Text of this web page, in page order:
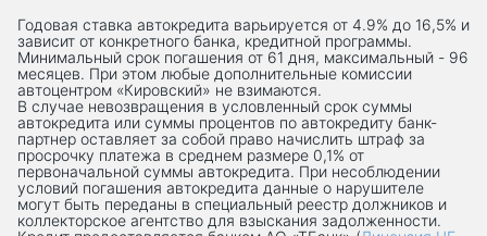
Годовая ставка автокредита варьируется от 4.9% до 16,5% и
зависит от конкретного банка, кредитной программы.
Минимальный срок погашения от 61 дня, максимальный - 96
месяцев. При этом любые дополнительные комиссии
автоцентром «Кировский» не взимаются.
В случае невозвращения в условленный срок суммы
автокредита или суммы процентов по автокредиту банк-
партнер оставляет за собой право начислить штраф за
просрочку платежа в среднем размере 0,1% от
первоначальной суммы автокредита. При несоблюдении
условий погашения автокредита данные о нарушителе
могут быть переданы в специальный реестр должников и
коллекторское агентство для взыскания задолженности.